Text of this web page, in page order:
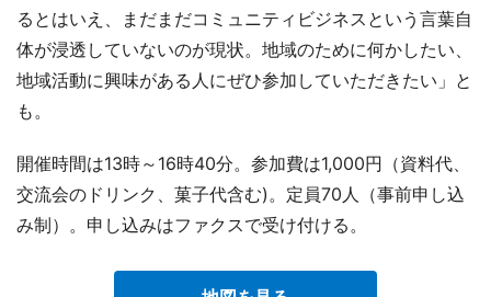
るとはいえ、まだまだコミュニティビジネスという言葉自
体が浸透していないのが現状。地域のために何かしたい、
地域活動に興味がある人にぜひ参加していただきたい」と
も。
開催時間は13時～16時40分。参加費は1,000円（資料代、
交流会のドリンク、菓子代含む)。定員70人（事前申し込
み制）。申し込みはファクスで受け付ける。